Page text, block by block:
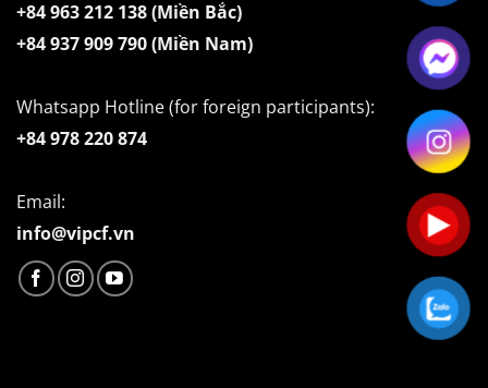
+84 963 212 138 (Miền Bắc)
+84 937 909 790 (Miền Nam)
Whatsapp Hotline (for foreign participants):
+84 978 220 874
Email:
info@vipcf.vn